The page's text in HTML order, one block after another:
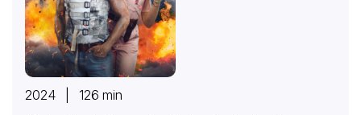
2024 | 126 min